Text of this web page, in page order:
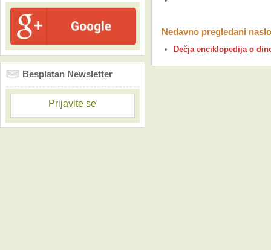
Nedavno pregledani
Dečja enciklopedija o
Besplatan Newsletter
Prijavite se